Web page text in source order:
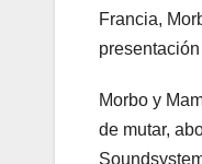
Francia,
Morbo y
de mutar,